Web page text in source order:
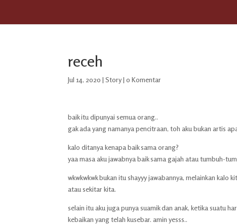
receh
Jul 14, 2020 |Story|0 Komentar
baik itu dipunyai semua orang..
gak ada yang namanya pencitraan, toh aku bukan artis
kalo ditanya kenapa baik sama orang?
yaa masa aku jawabnya baik sama gajah atau tumbuh-
wkwkwkwk bukan itu shayyy jawabannya, melainkan kalo
atau sekitar kita.
selain itu aku juga punya suamik dan anak, ketika suatu
kebaikan yang telah kusebar. amin yesss..